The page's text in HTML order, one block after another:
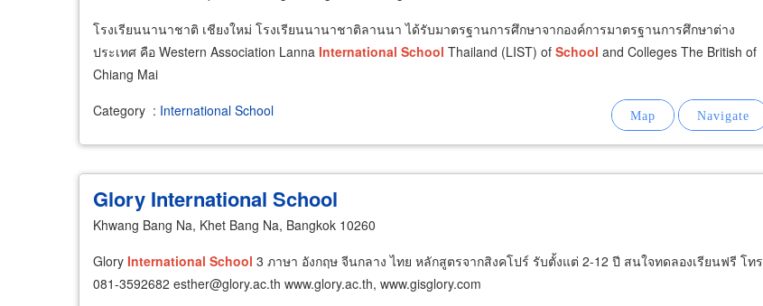
โรงเรียนนานาชาติ เชียงใหม่ โรงเรียนนานาชาติลานนา ได้รับมาตรฐานการศึกษาจากองค์การมาตรฐานการศึกษาต่าง
ประเทศ คือ Western Association Lanna International School Thailand (LIST) of School and Colleges The British of
Chiang Mai
Category : International School
Glory International School
Khwang Bang Na, Khet Bang Na, Bangkok 10260
Glory International School 3 ภาษา อังกฤษ จีนกลาง ไทย หลักสูตรจากสิงคโปร์ รับตั้งแต่ 2-12 ปี สนใจทดลองเรียนฟรี โทร
081-3592682 esther@glory.ac.th www.glory.ac.th, www.gisglory.com